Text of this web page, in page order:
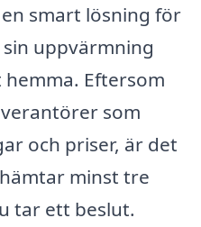
smart lösning för
uppvärmning
Eftersom
som
och priser, är det
minst tre
tar ett beslut.